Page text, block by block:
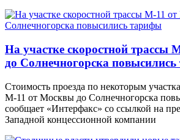
На участке скоростной трассы
до Солнечногорска
Стоимость проезда по некоторым
М-11 от Москвы до Солнечногорска
сообщает «Интерфакс» со ссылкой на
Западной концессионной компании